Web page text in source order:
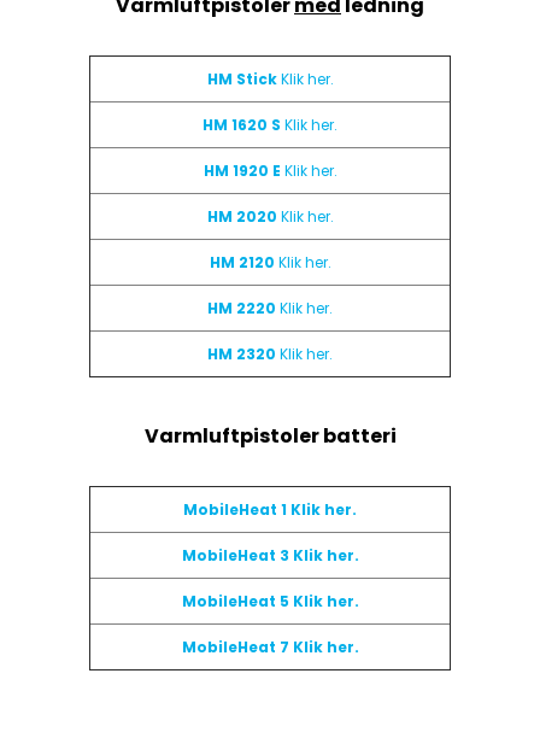
Varmluftpistolermed ledning
HM StickKlik her.
HM 1620 S Klik her.
HM 1920 E Klik her.
HM 2020 Klik her.
HM 2120 Klik her.
HM 2220 Klik her.
HM 2320 Klik her.
Varmluftpistoler batteri
MobileHeat 1 Klik her.
MobileHeat 3 Klik her.
MobileHeat 5 Klik her.
MobileHeat 7 Klik her.